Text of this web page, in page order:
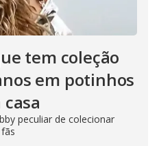
tem coleção
em potinhos
peculiar de colecionar